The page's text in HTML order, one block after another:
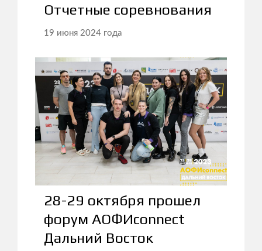
Отчетные соревнования
19 июня 2024 года
28-29 октября прошел
форум АОФИconnect
Дальний Восток